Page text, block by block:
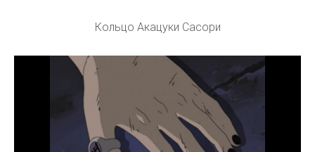
Кольцо Акацуки Сасори